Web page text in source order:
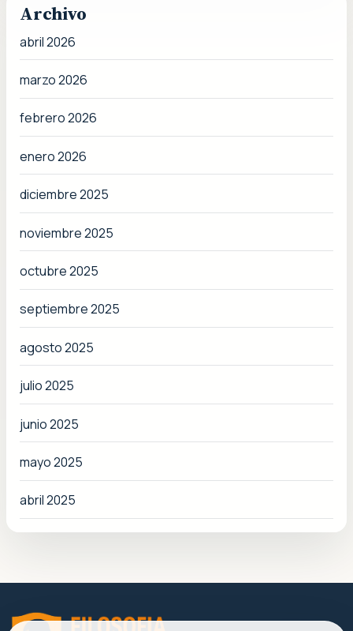
Archivo
abril 2026
marzo 2026
febrero 2026
enero 2026
diciembre 2025
noviembre 2025
octubre 2025
septiembre 2025
agosto 2025
julio 2025
junio 2025
mayo 2025
abril 2025